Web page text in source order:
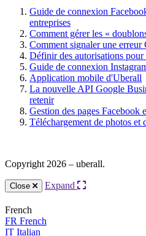
Guide de connexion
entreprises
Comment gérer les «
Comment signaler une erreur
Définir des autorisations
Guide de connexion
Application mobile d'Uberall
La nouvelle API Google
retenir
Gestion des pages Facebook
Téléchargement de photos et
Copyright 2026 – uberall.
Close Expand
French
FR French
IT Italian